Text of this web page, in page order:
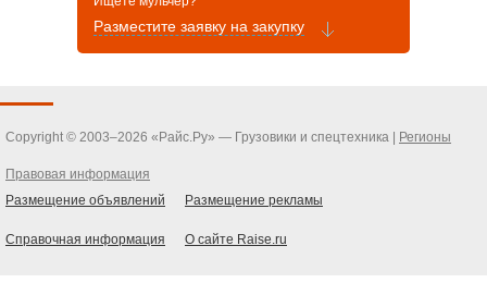
Разместите заявку на закупку
Copyright © 2003–2026 «Райс.Ру» — Грузовики и спецтехника | Регионы
Правовая информация
Размещение объявлений
Размещение рекламы
Справочная информация О сайте Raise.ru